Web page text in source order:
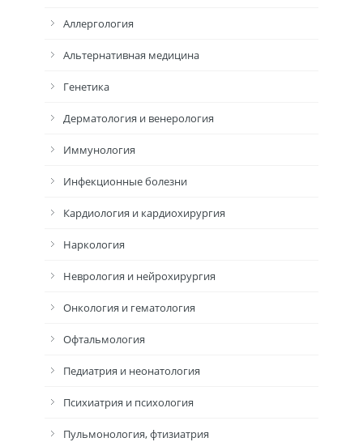
Аллергология
Альтернативная медицина
Генетика
Дерматология и венерология
Иммунология
Инфекционные болезни
Кардиология и кардиохирургия
Наркология
Неврология и нейрохирургия
Онкология и гематология
Офтальмология
Педиатрия и неонатология
Психиатрия и психология
Пульмонология, фтизиатрия